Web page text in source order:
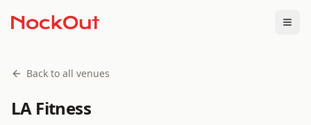
Back to all venues
LA Fitness